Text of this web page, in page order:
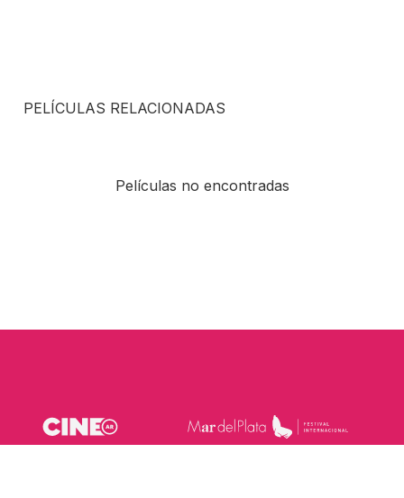
PELÍCULAS RELACIONADAS
Películas no encontradas